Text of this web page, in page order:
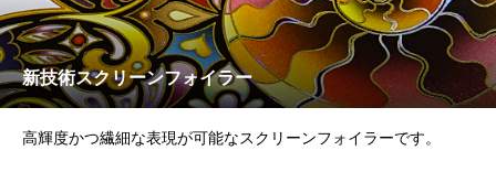
新技術スクリーンフォイラー
高輝度かつ繊細な表現が可能なスクリーンフォイラーです。